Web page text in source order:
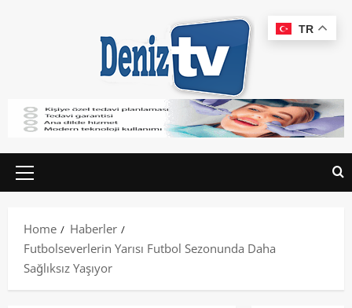
Home
Haberler
Futbolseverlerin Yarısı Futbol Sezonunda Daha
Sağlıksız Yaşıyor
TR